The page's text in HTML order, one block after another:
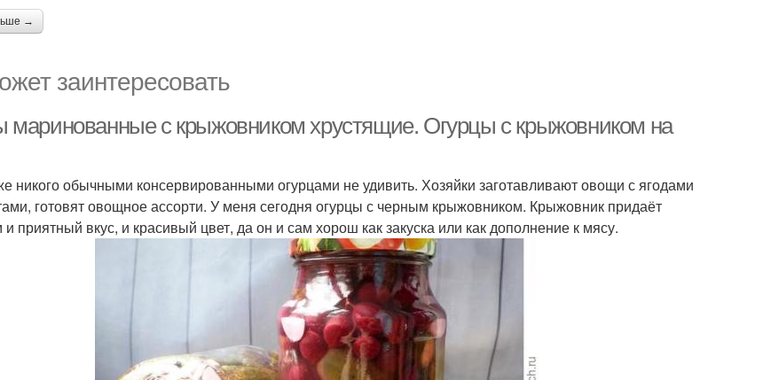
→
заинтересовать
маринованные с крыжовником хрустящие. Огурцы с крыжовником на
никого обычными консервированными огурцами не удивить. Хозяйки заготавливают овощи с ягодами
готовят овощное ассорти. У меня сегодня огурцы с черным крыжовником. Крыжовник придаёт
и приятный вкус, и красивый цвет, да он и сам хорош как закуска или как дополнение к мясу.